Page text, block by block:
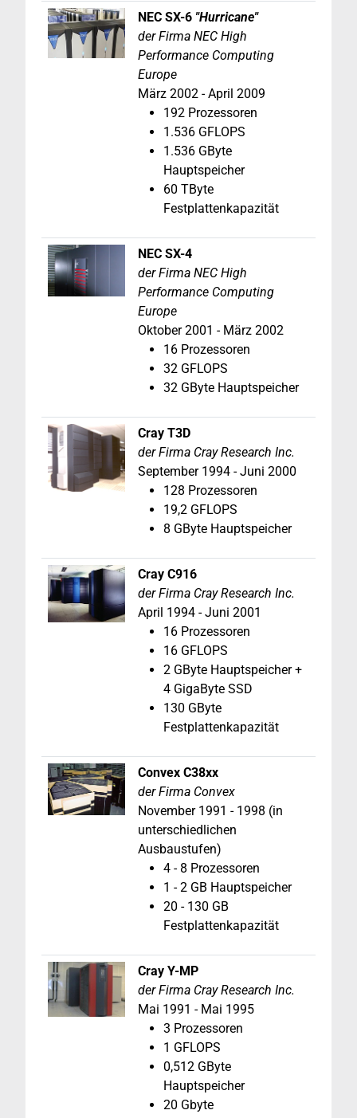
NEC SX-6 "Hurricane"
der Firma NEC High
Performance Computing
Europe
März 2002 - April 2009
192 Prozessoren
1.536 GFLOPS
1.536 GByte
Hauptspeicher
60 TByte
Festplattenkapazität
NEC SX-4
der Firma NEC High
Performance Computing
Europe
Oktober 2001 - März 2002
16 Prozessoren
32 GFLOPS
32 GByte Hauptspeicher
Cray T3D
der Firma Cray Research Inc.
September 1994 - Juni 2000
128 Prozessoren
19,2 GFLOPS
8 GByte Hauptspeicher
Cray C916
der Firma Cray Research Inc.
April 1994 - Juni 2001
16 Prozessoren
16 GFLOPS
2 GByte Hauptspeicher +
4 GigaByte SSD
130 GByte
Festplattenkapazität
Convex C38xx
der Firma Convex
November 1991 - 1998 (in
unterschiedlichen
Ausbaustufen)
4 - 8 Prozessoren
1 - 2 GB Hauptspeicher
20 - 130 GB
Festplattenkapazität
Cray Y-MP
der Firma Cray Research Inc.
Mai 1991 - Mai 1995
3 Prozessoren
1 GFLOPS
0,512 GByte
Hauptspeicher
20 Gbyte